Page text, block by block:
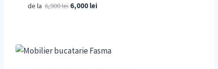
Evaluat la
de la6,900lei Prețul
6,900 lei.
6,000 leiPrețul